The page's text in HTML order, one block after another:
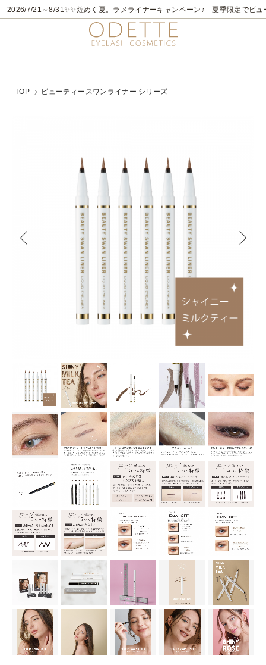
2026/7/21～8/31 ✨✨煌めく夏。ラメライナーキャンペーン♪ 夏季限定でビ
TOP ビューティースワンライナー シリーズ